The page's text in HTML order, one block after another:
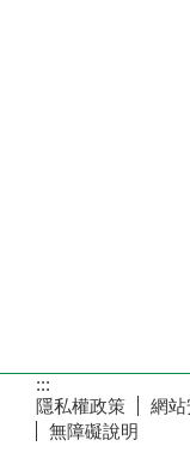
:::
隱私權政策
網
無障礙說明